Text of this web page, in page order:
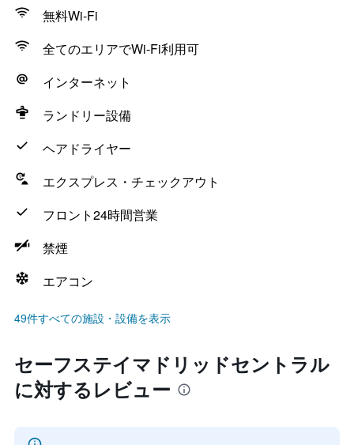
無料Wi-Fi
全てのエリアでWi-Fi利用可
インターネット
ランドリー設備
ヘアドライヤー
エクスプレス・チェックアウト
フロント24時間営業
禁煙
エアコン
49件すべての施設・設備を表示
セーフステイマドリッドセントラル
に対するレビュー